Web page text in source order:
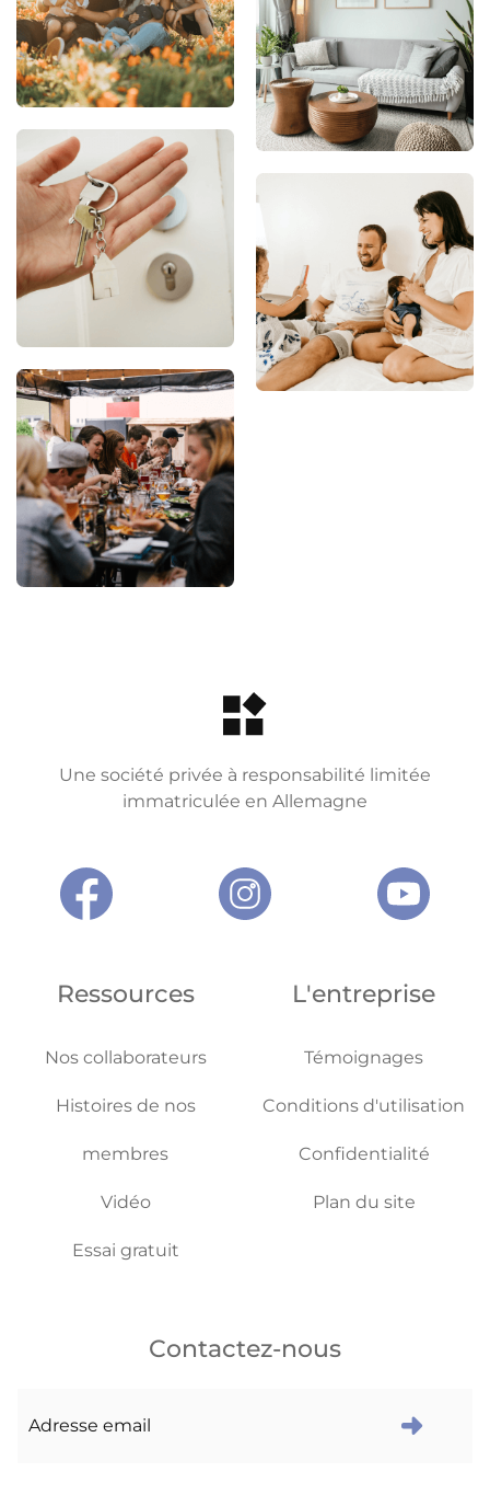
Une société privée à responsabilité limitée
immatriculée en Allemagne
Ressources
Nos collaborateurs
Histoires de nos
membres
Vidéo
Essai gratuit
L'entreprise
Témoignages
Conditions d'utilisation
Confidentialité
Plan du site
Contactez-nous